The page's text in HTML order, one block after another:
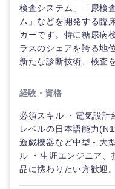
技術職
（IT）、
Webサー
ビス・制
作、ゲー
ム
術
職
（モ
ノ
づ
く
り）
金融専門職
メディカル
建設・施工管理
事務職
その他
IT・通信
WEBサービス
コンサル・シン
広告・宣伝・印
マスメディア
完全週休2日制
検査システム」「尿検
ム」などを開発する臨
カーです。特に糖尿病
ラスのシェアを誇る地
新たな診断技術、検査
経験・資格
必須スキル ・電気設計
レベルの日本語能力
遊戯機器など中型～大
ル ・生涯エンジニア、
品に携わりたい方歓迎。